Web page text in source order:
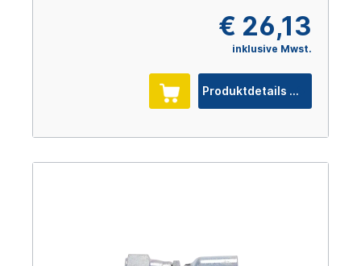
€ 26,13
inklusive Mwst.
Produktdetails